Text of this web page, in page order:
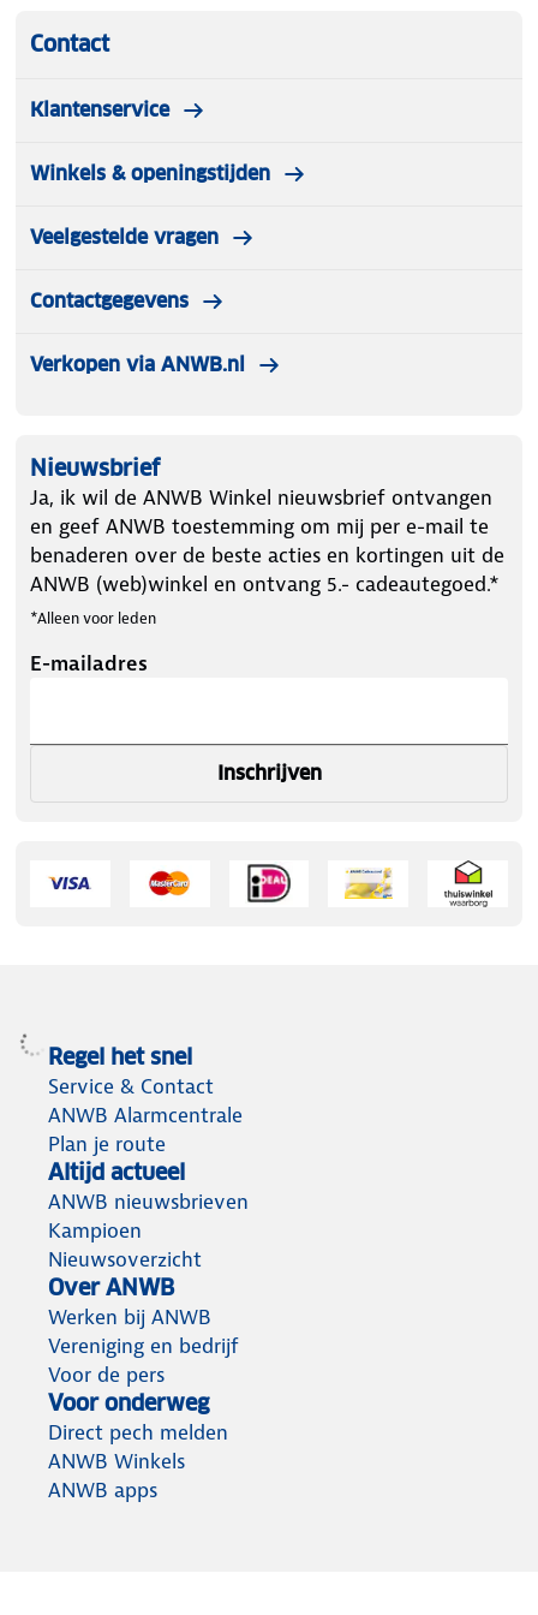
Contact
Klantenservice
Winkels & openingstijden
Veelgestelde vragen
Contactgegevens
Verkopen via ANWB.nl
Nieuwsbrief
Ja, ik wil de ANWB Winkel nieuwsbrief ontvangen
en geef ANWB toestemming om mij per e-mail te
benaderen over de beste acties en kortingen uit de
ANWB (web)winkel en ontvang 5.- cadeautegoed.*
*Alleen voor leden
E-mailadres
Inschrijven
Regel het snel
Service & Contact
ANWB Alarmcentrale
Plan je route
Altijd actueel
ANWB nieuwsbrieven
Kampioen
Nieuwsoverzicht
Over ANWB
Werken bij ANWB
Vereniging en bedrijf
Voor de pers
Voor onderweg
Direct pech melden
ANWB Winkels
ANWB apps